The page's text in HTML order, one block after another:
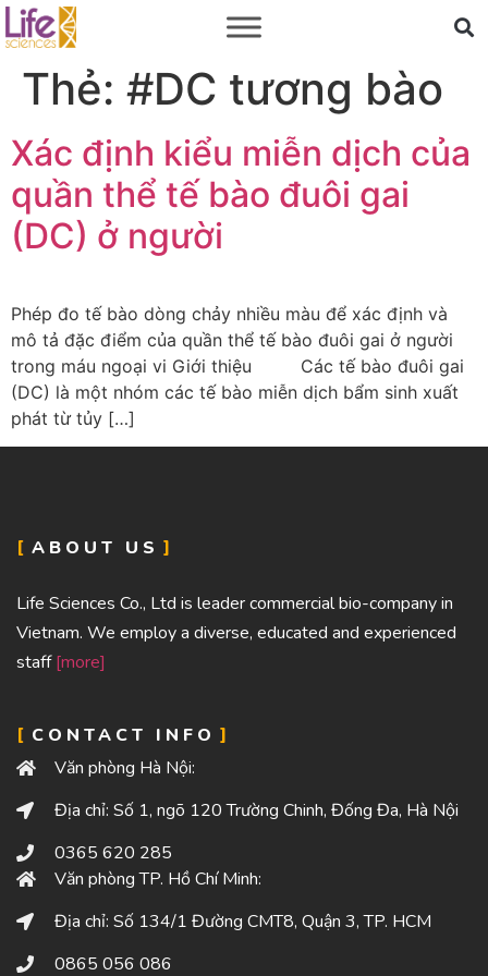
Thẻ: #DC tương bào
Xác định kiểu miễn dịch của
quần thể tế bào đuôi gai
(DC) ở người
Phép đo tế bào dòng chảy nhiều màu để xác định và
mô tả đặc điểm của quần thể tế bào đuôi gai ở người
trong máu ngoại vi Giới thiệu Các tế bào đuôi gai
(DC) là một nhóm các tế bào miễn dịch bẩm sinh xuất
phát từ tủy […]
ABOUT US
Life Sciences Co., Ltd is leader commercial bio-company in
Vietnam. We employ a diverse, educated and experienced
staff[more]
CONTACT INFO
Văn phòng Hà Nội:
Địa chỉ: Số 1, ngõ 120 Trường Chinh, Đống Đa, Hà Nội
0365 620 285
Văn phòng TP. Hồ Chí Minh:
Địa chỉ: Số 134/1 Đường CMT8, Quận 3, TP. HCM
0865 056 086